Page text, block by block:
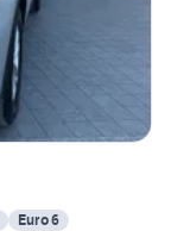
Euro 6